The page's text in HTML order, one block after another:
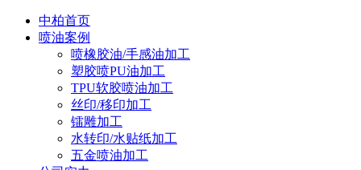
中柏首页
喷油案例
喷橡胶油/手感油加工
塑胶喷PU油加工
TPU软胶喷油加工
丝印/移印加工
镭雕加工
水转印/水贴纸加工
五金喷油加工